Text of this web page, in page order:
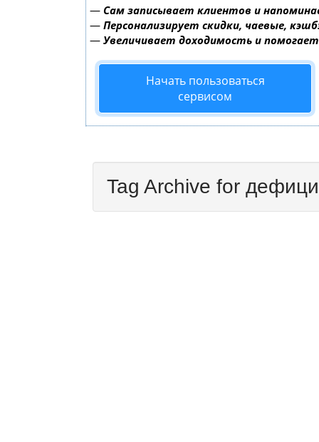
— Сам записывает клиентов и
— Персонализирует скидки, чаевые,
— Увеличивает доходимость и
Начать пользоваться
сервисом
Tag Archive for